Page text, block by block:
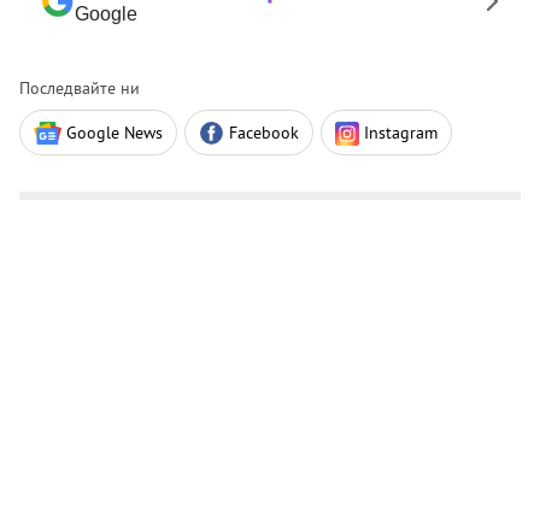
Google
Последвайте ни
Google News Facebook Instagram